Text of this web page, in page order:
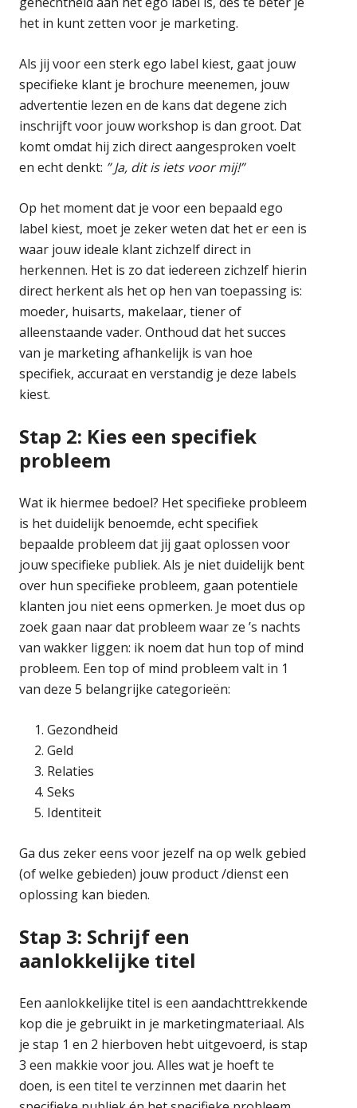
het in kunt zetten voor je marketing.
Als jij voor een sterk ego label kiest, gaat jouw
specifieke klant je brochure meenemen, jouw
advertentie lezen en de kans dat degene zich
inschrijft voor jouw workshop is dan groot. Dat
komt omdat hij zich direct aangesproken voelt
en echt denkt: ” Ja, dit is iets voor mij!”
Op het moment dat je voor een bepaald ego
label kiest, moet je zeker weten dat het er een is
waar jouw ideale klant zichzelf direct in
herkennen. Het is zo dat iedereen zichzelf hierin
direct herkent als het op hen van toepassing is:
moeder, huisarts, makelaar, tiener of
alleenstaande vader. Onthoud dat het succes
van je marketing afhankelijk is van hoe
specifiek, accuraat en verstandig je deze labels
kiest.
Stap 2: Kies een specifiek
probleem
Wat ik hiermee bedoel? Het specifieke probleem
is het duidelijk benoemde, echt specifiek
bepaalde probleem dat jij gaat oplossen voor
jouw specifieke publiek. Als je niet duidelijk bent
over hun specifieke probleem, gaan potentiele
klanten jou niet eens opmerken. Je moet dus op
zoek gaan naar dat probleem waar ze ’s nachts
van wakker liggen: ik noem dat hun top of mind
probleem. Een top of mind probleem valt in 1
van deze 5 belangrijke categorieën:
Gezondheid
Geld
Relaties
Seks
Identiteit
Ga dus zeker eens voor jezelf na op welk gebied
(of welke gebieden) jouw product /dienst een
oplossing kan bieden.
Stap 3: Schrijf een
aanlokkelijke titel
Een aanlokkelijke titel is een aandachttrekkende
kop die je gebruikt in je marketingmateriaal. Als
je stap 1 en 2 hierboven hebt uitgevoerd, is stap
3 een makkie voor jou. Alles wat je hoeft te
doen, is een titel te verzinnen met daarin het